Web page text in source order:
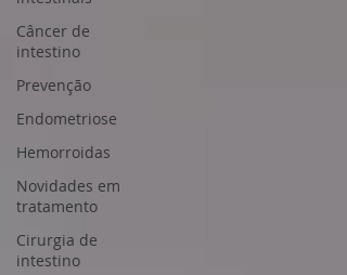
Câncer de
intestino
Prevenção
Endometriose
Hemorroidas
Novidades em
tratamento
Cirurgia de
intestino